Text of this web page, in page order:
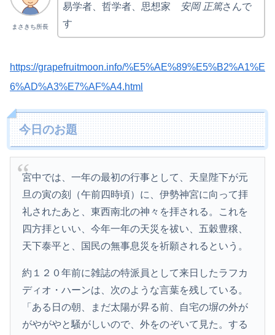
まさきち所長
易学者、哲学者、思想家
安岡 正篤さんで
す
https://grapefruitmoon.info/%E5%AE%89%E5%B2%A1%E
6%AD%A3%E7%AF%A4.html
今日のお題
宮中では、一年の最初の行事として、天皇陛下が元
旦の寅の刻（午前四時頃）に、伊勢神宮に向って拝
礼されたあと、東西南北の神々を拝される。これを
四方拝といい、今年一年の天災を祓い、五穀豊穣、
天下泰平と、国民の無事息災を祈願されるという。
約１２０年前に雑誌の特派員として来日したラフカ
ディオ・ハーンは、次のような言葉を残している。
「ある日の朝、まだ太陽が昇る前、自宅の塀の外が
がやがやと騒がしいので、外をのぞいて見た。する